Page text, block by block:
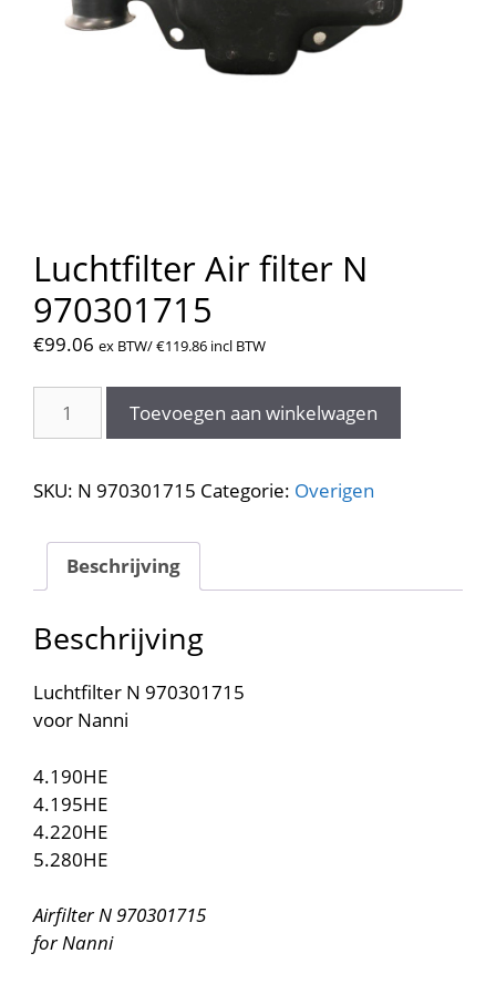
Luchtfilter Air filter N
970301715
€99.06 ex BTW/€119.86 incl BTW
N
aantal
Toevoegen aan winkelwagen
SKU: N 970301715 Categorie: Overigen
Beschrijving
Beschrijving
Luchtfilter N 970301715
voor Nanni
4.190HE
4.195HE
4.220HE
5.280HE
Airfilter N 970301715
for Nanni